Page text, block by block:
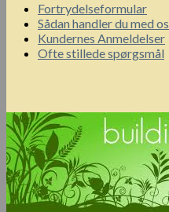
Fortrydelseformular
Sådan handler du med os
Kundernes Anmeldelser
Ofte stillede spørgsmål